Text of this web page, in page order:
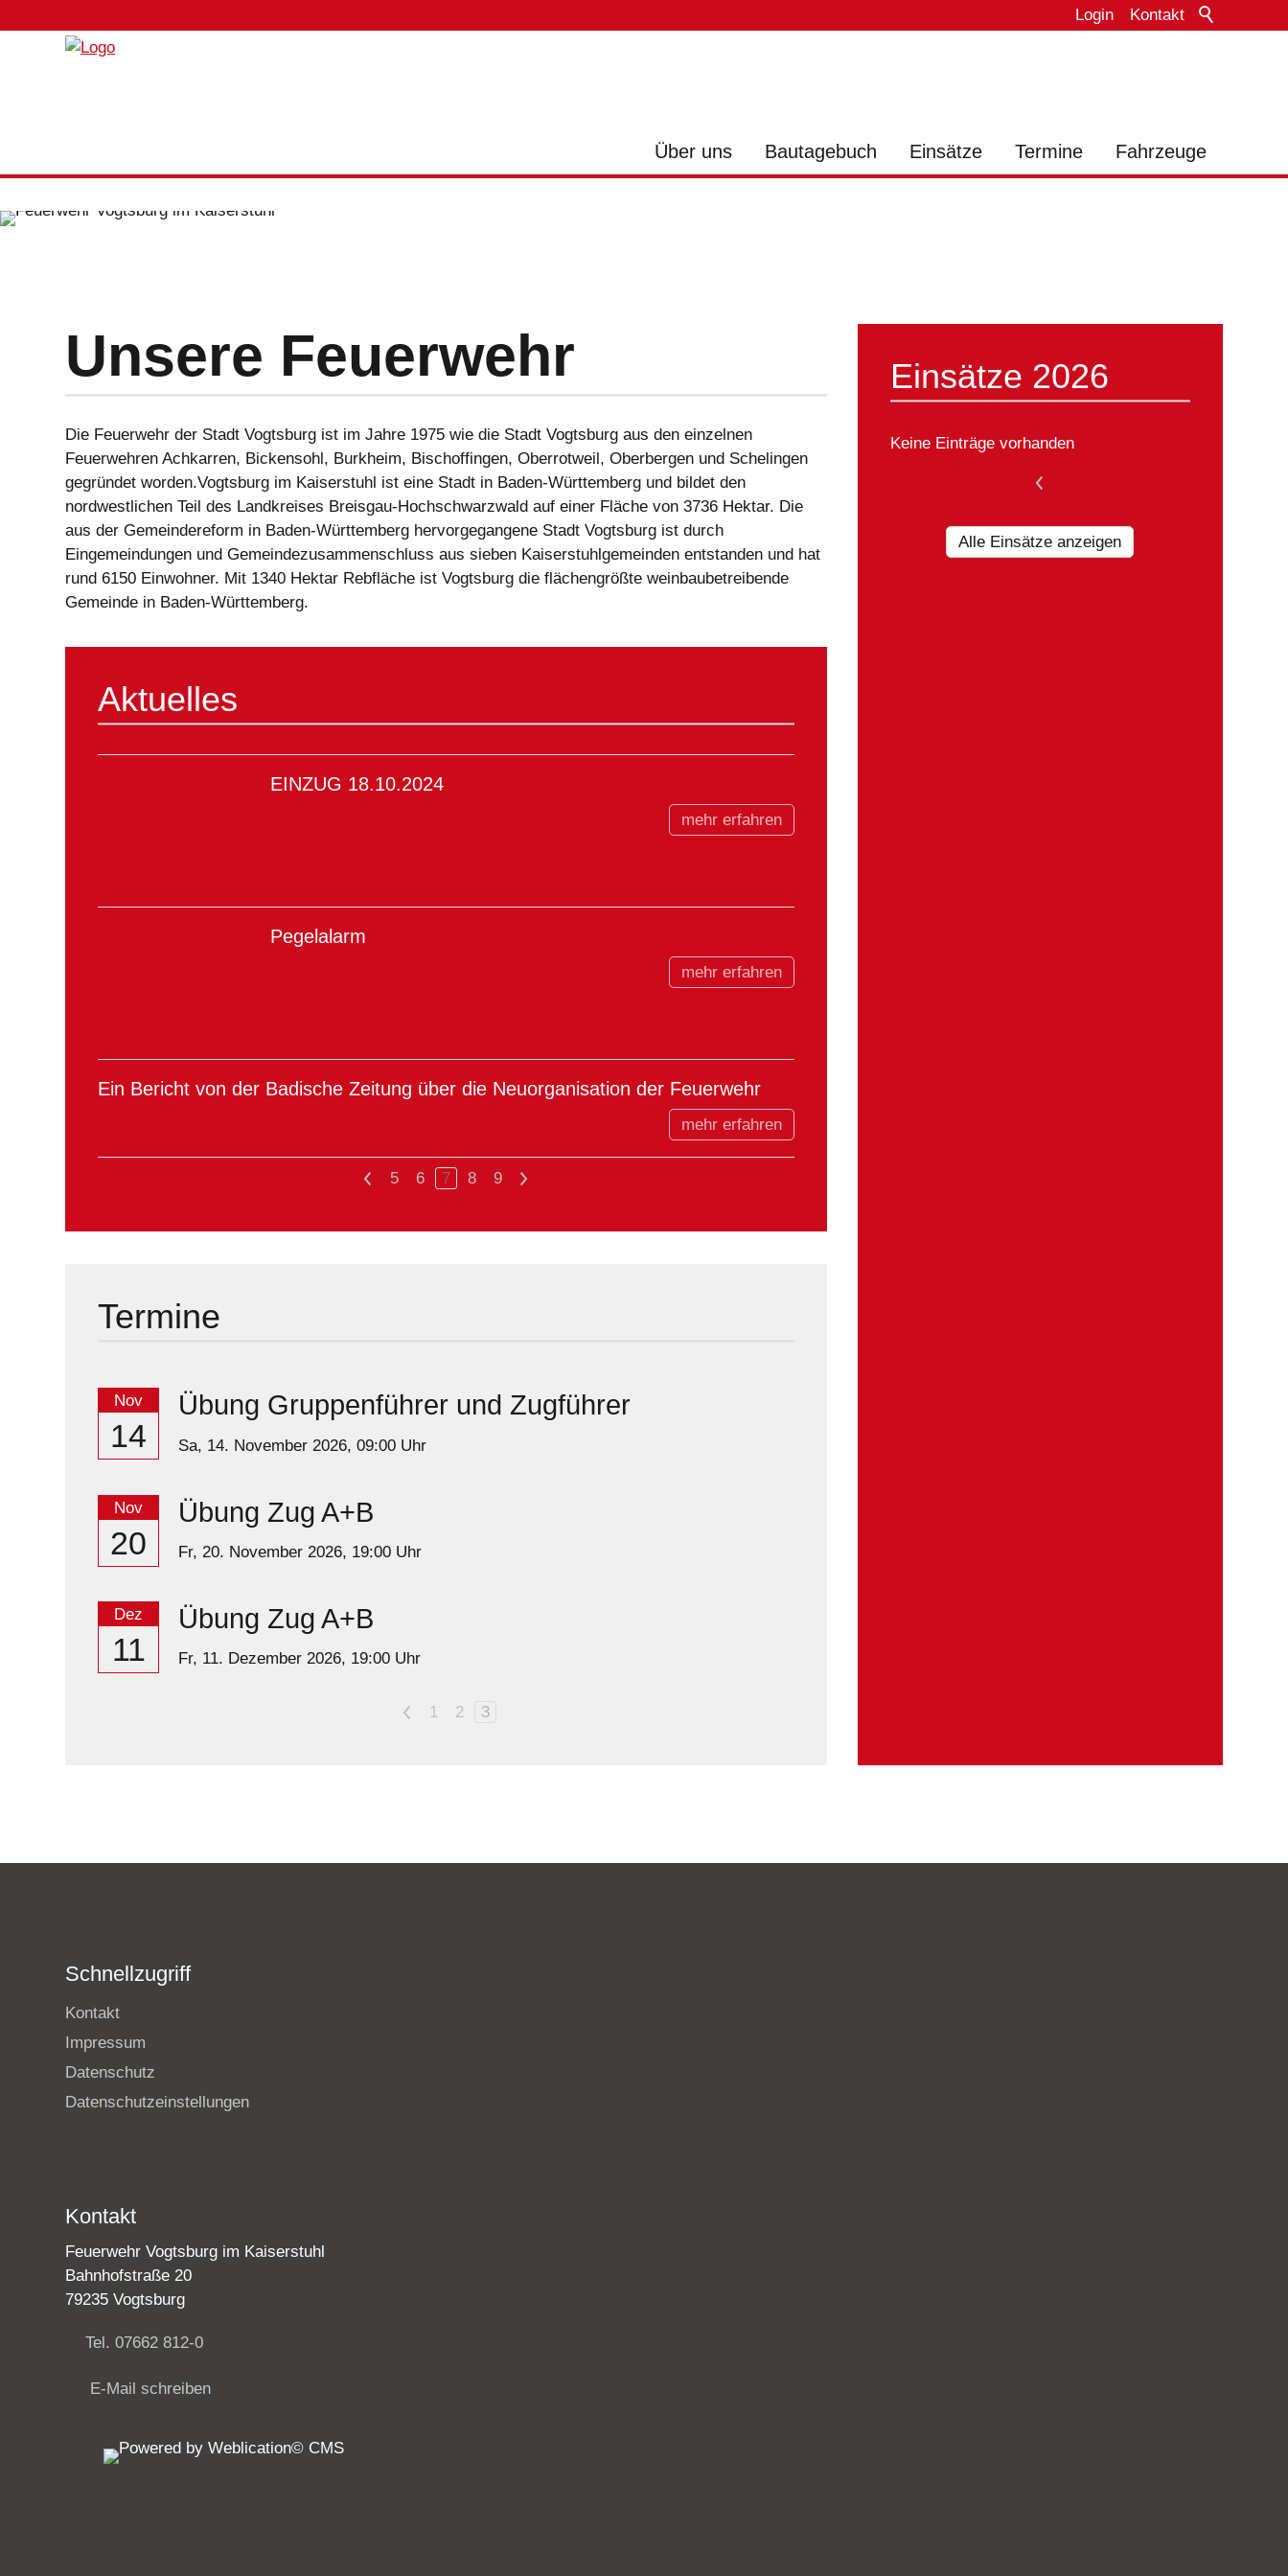
Kontakt
Login
Über uns Bautagebuch Einsätze Termine Fahrzeuge
Unsere Feuerwehr
Die Feuerwehr der Stadt Vogtsburg ist im Jahre 1975 wie die Stadt Vogtsburg aus den einzelnen
Feuerwehren Achkarren, Bickensohl, Burkheim, Bischoffingen, Oberrotweil, Oberbergen und Schelingen
gegründet worden.Vogtsburg im Kaiserstuhl ist eine Stadt in Baden-Württemberg und bildet den
nordwestlichen Teil des Landkreises Breisgau-Hochschwarzwald auf einer Fläche von 3736 Hektar. Die
aus der Gemeindereform in Baden-Württemberg hervorgegangene Stadt Vogtsburg ist durch
Eingemeindungen und Gemeindezusammenschluss aus sieben Kaiserstuhlgemeinden entstanden und hat
rund 6150 Einwohner. Mit 1340 Hektar Rebfläche ist Vogtsburg die flächengrößte weinbaubetreibende
Gemeinde in Baden-Württemberg.
Aktuelles
EINZUG 18.10.2024
mehr erfahren
Pegelalarm
mehr erfahren
Ein Bericht von der Badische Zeitung über die Neuorganisation der Feuerwehr
mehr erfahren
< 5 6 7 8 9 >
Termine
Nov
14
Übung Gruppenführer und Zugführer
Sa, 14. November 2026, 09:00 Uhr
Nov
20
Übung Zug A+B
Fr, 20. November 2026, 19:00 Uhr
Dez
11
Übung Zug A+B
Fr, 11. Dezember 2026, 19:00 Uhr
< 1 2 3
Einsätze 2026
Keine Einträge vorhanden
<
Alle Einsätze anzeigen
Schnellzugriff
Kontakt
Impressum
Datenschutz
Datenschutzeinstellungen
Kontakt
Feuerwehr Vogtsburg im Kaiserstuhl
Bahnhofstraße 20
79235 Vogtsburg
Tel. 07662 812-0
E-Mail schreiben